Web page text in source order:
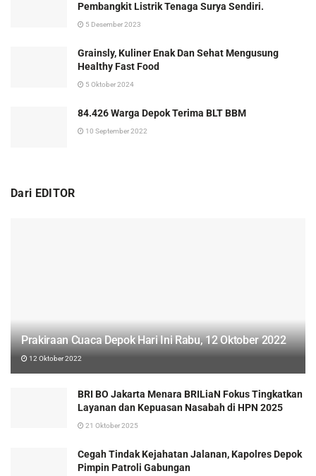
Pembangkit Listrik Tenaga Surya Sendiri.
5 Desember 2023
Grainsly, Kuliner Enak Dan Sehat Mengusung
Healthy Fast Food
5 Oktober 2024
84.426 Warga Depok Terima BLT BBM
10 September 2022
Dari EDITOR
Prakiraan Cuaca Depok Hari Ini Rabu, 12 Oktober 2022
12 Oktober 2022
BRI BO Jakarta Menara BRILiaN Fokus Tingkatkan
Layanan dan Kepuasan Nasabah di HPN 2025
21 Oktober 2025
Cegah Tindak Kejahatan Jalanan, Kapolres Depok
Pimpin Patroli Gabungan